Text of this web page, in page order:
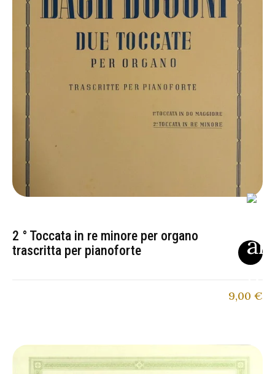
2 ° Toccata in re minore per organo
trascritta per pianoforte
9,00 €